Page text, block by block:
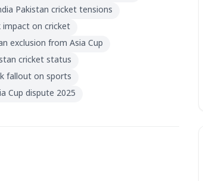
Pakistan cricket tensions
impact on cricket
exclusion from Asia Cup
cricket status
fallout on sports
Cup dispute 2025